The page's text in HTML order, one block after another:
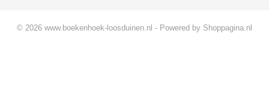
© 2026 www.boekenhoek-loosduinen.nl - Powered by Shoppagina.nl